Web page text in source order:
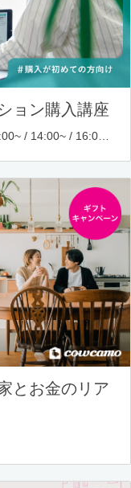
ョン購入講座
とお金のリア